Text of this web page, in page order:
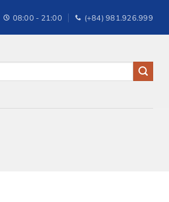
08:00 - 21:00 (+84) 981.926.999